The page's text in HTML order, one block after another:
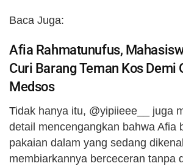
Baca Juga:
Afia Rahmatunufus,
Curi Barang Teman Kos Demi
Medsos
Tidak hanya itu, @yipiieee__ juga
detail mencengangkan bahwa Afia
pakaian dalam yang sedang
membiarkannya berceceran tanpa